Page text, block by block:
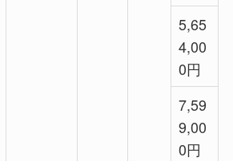
5,65
4,00
0円
7,59
9,00
0円